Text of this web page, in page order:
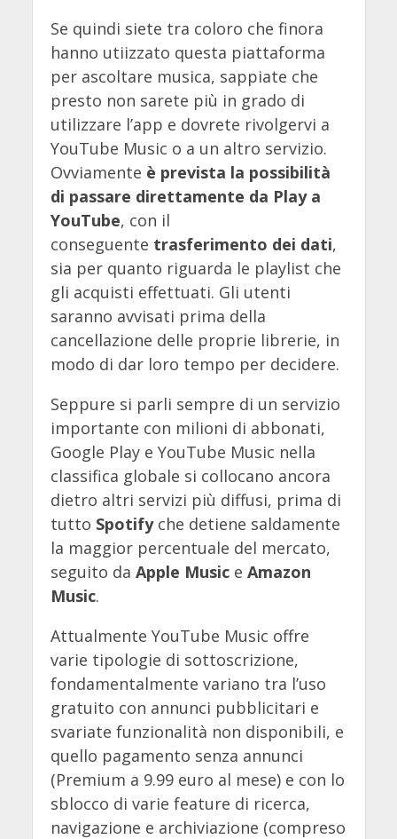
Se quindi siete tra coloro che finora
hanno utiizzato questa piattaforma
per ascoltare musica, sappiate che
presto non sarete più in grado di
utilizzare l’app e dovrete rivolgervi a
YouTube Music o a un altro servizio.
Ovviamente è prevista la possibilità
di passare direttamente da Play a
YouTube, con il
conseguente trasferimento dei dati,
sia per quanto riguarda le playlist che
gli acquisti effettuati. Gli utenti
saranno avvisati prima della
cancellazione delle proprie librerie, in
modo di dar loro tempo per decidere.
Seppure si parli sempre di un servizio
importante con milioni di abbonati,
Google Play e YouTube Music nella
classifica globale si collocano ancora
dietro altri servizi più diffusi, prima di
tutto Spotifyche detiene saldamente
la maggior percentuale del mercato,
seguito da Apple Music e Amazon
Music.
Attualmente YouTube Music offre
varie tipologie di sottoscrizione,
fondamentalmente variano tra l’uso
gratuito con annunci pubblicitari e
svariate funzionalità non disponibili, e
quello pagamento senza annunci
(Premium a 9.99 euro al mese) e con lo
sblocco di varie feature di ricerca,
navigazione e archiviazione (compreso